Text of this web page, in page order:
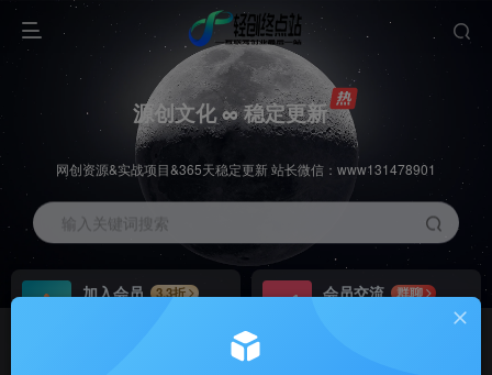
源创文化 ∞ 稳定更新
网创资源&实战项目&365天稳定更新 站长微信：www131478901
输入关键词搜索
加入会员
3.3折
会员交流
群聊